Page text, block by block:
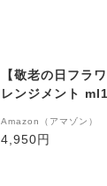
【敬老の日フラ
レンジメント
Amazon（アマゾン）
4,950円